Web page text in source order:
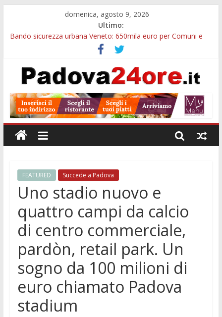
domenica, agosto 9, 2026
Ultimo:
Bando sicurezza urbana Veneto: 650mila euro per Comuni e
Restauro 2026, chiuse le domande: 2,5 milioni per formare
nuove competenze in Veneto
Calici di Stelle Arzergrande: astronomia, musica e sapori al
Notizie di Padova alle ore 10: censimento a Monselice, arresto
antidroga e siccità
Notizie di Padova alle ore 23: maltrattamenti, arresto a
Limena e progetto Cool Shop
FEATURED Succede a Padova
Uno stadio nuovo e
quattro campi da calcio
di centro commerciale,
pardòn, retail park. Un
sogno da 100 milioni di
euro chiamato Padova
stadium